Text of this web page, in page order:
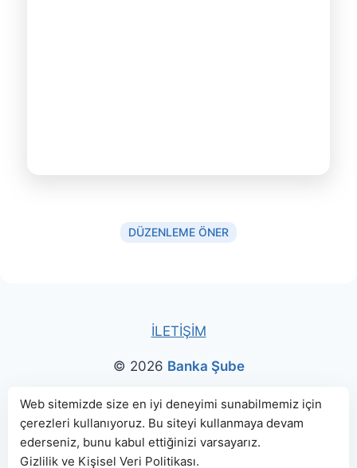
DÜZENLEME ÖNER
İLETİŞİM
© 2026 Banka Şube
Bu sitede paylaşılan banka bilgileri için kaynak olarak
genellikle TBBveBDDKweb sitelerinden faydalanılmış, harita
konumları için Google Haritalar kullanılmıştır.
Web sitemizde size en iyi deneyimi sunabilmemiz için
çerezleri kullanıyoruz. Bu siteyi kullanmaya devam
ederseniz, bunu kabul ettiğinizi varsayarız.
Gizlilik ve Kişisel Veri Politikası.